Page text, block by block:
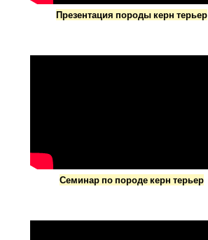
Презентация породы керн терьер
Семинар по породе керн терьер